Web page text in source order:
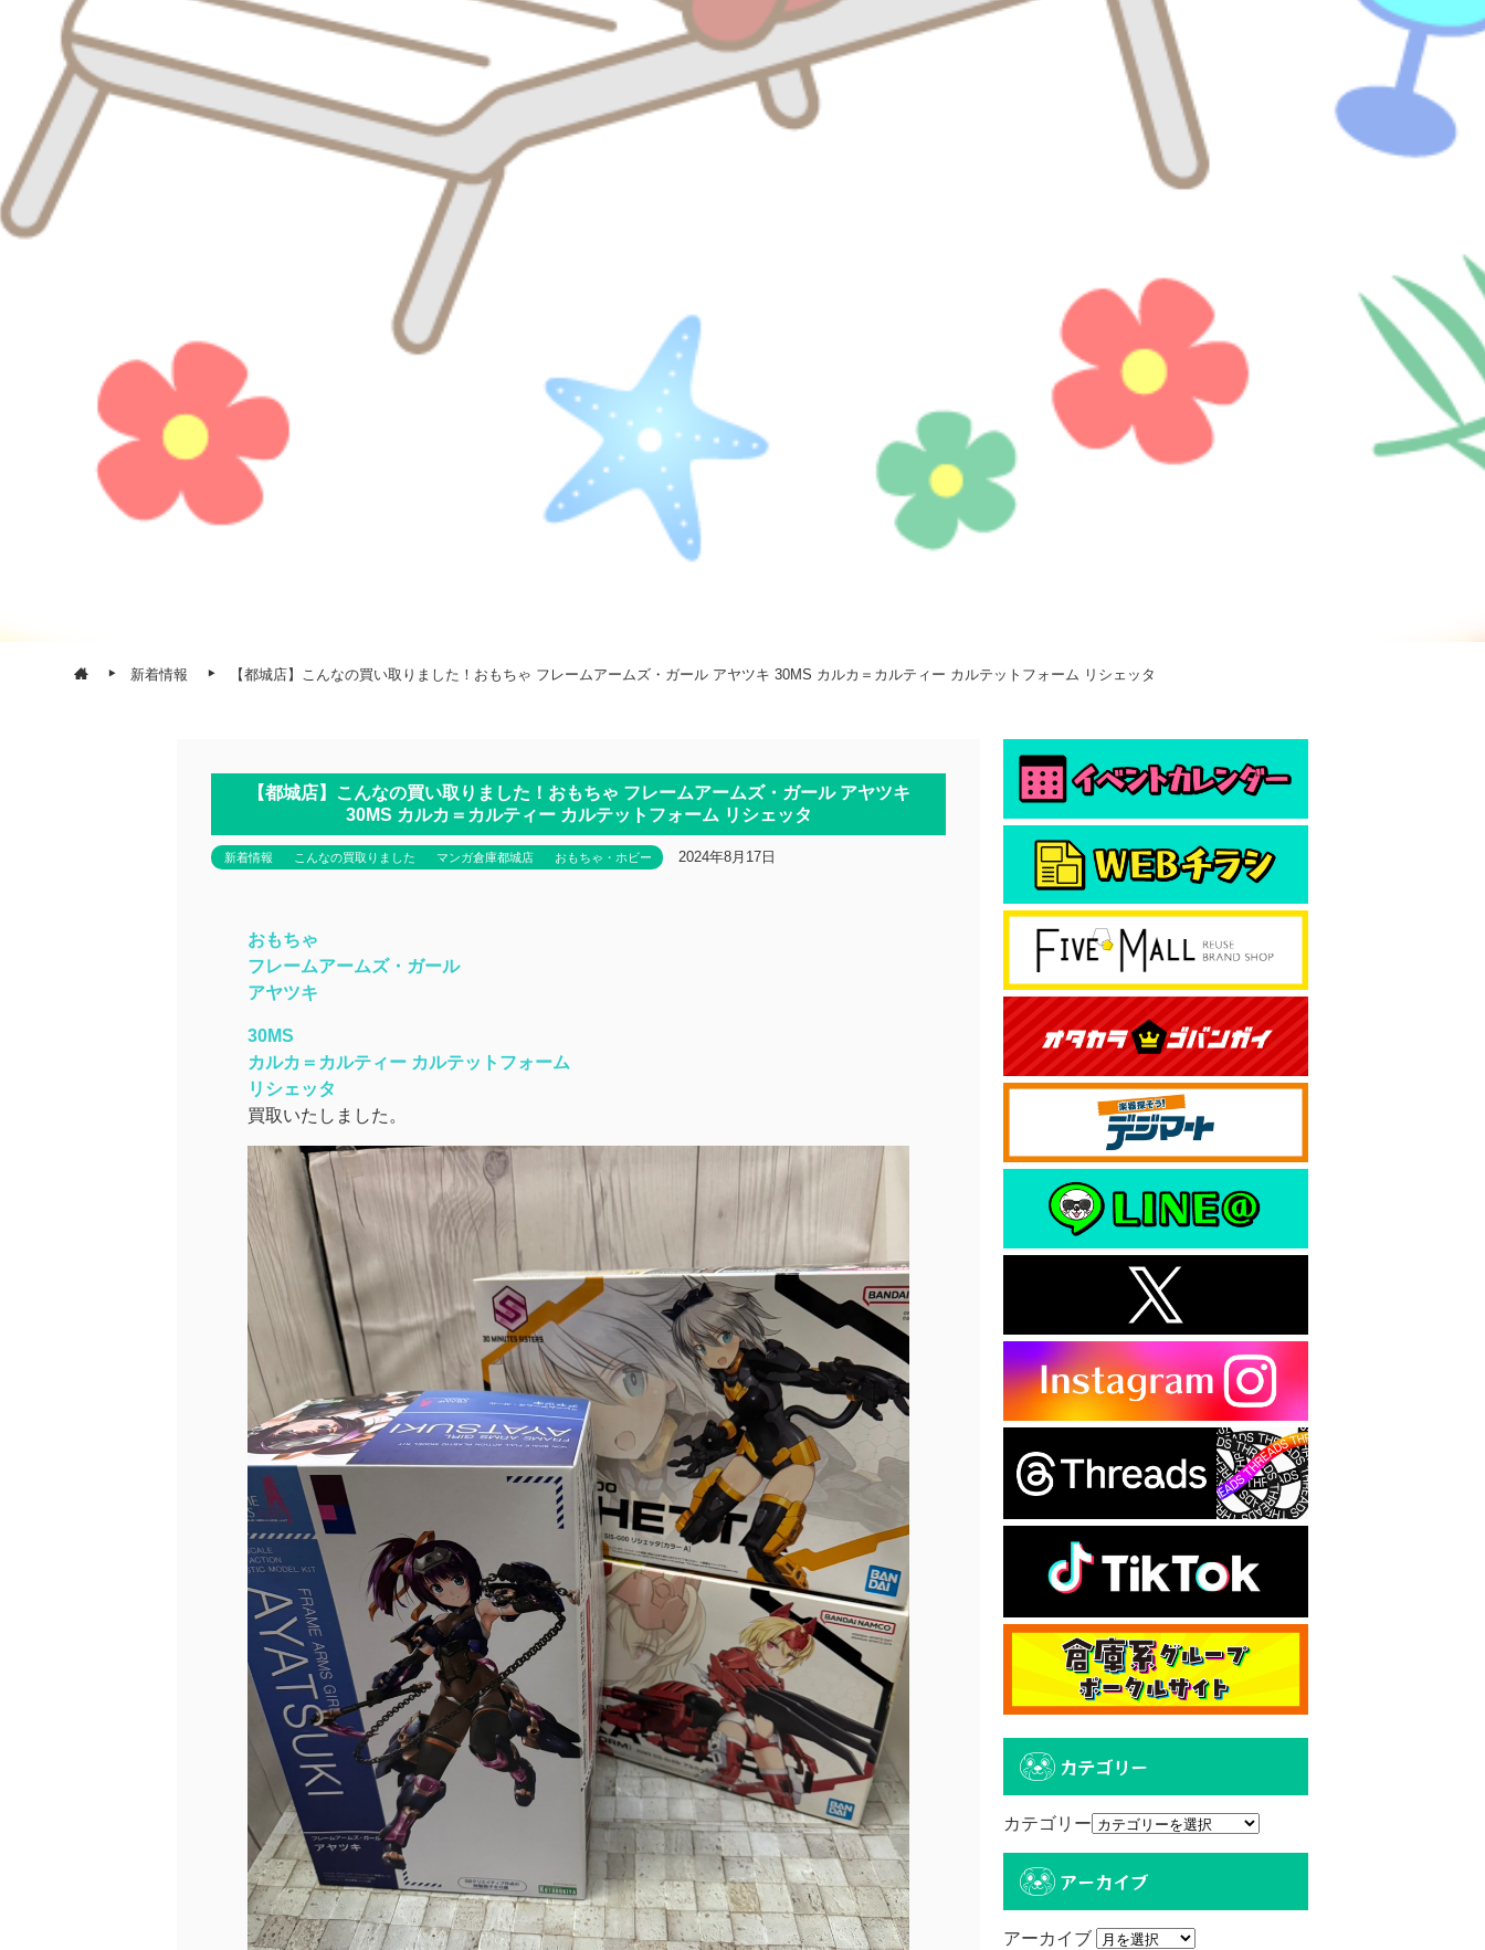
新着情報 【都城店】こんなの買い取りました！おもちゃ フレームアームズ・ガール アヤツキ 30MS カルカ＝カルティー カルテットフォーム リシェッタ
【都城店】こんなの買い取りました！おもちゃ フレームアームズ・ガール アヤツキ
30MS カルカ＝カルティー カルテットフォーム リシェッタ
新着情報 こんなの買取りました マンガ倉庫都城店 おもちゃ・ホビー 2024年8月17日
おもちゃ
フレームアームズ・ガール
アヤツキ
30MS
カルカ＝カルティー カルテットフォーム
リシェッタ
買取いたしました。
カテゴリー
カテゴリー
アーカイブ
アーカイブ